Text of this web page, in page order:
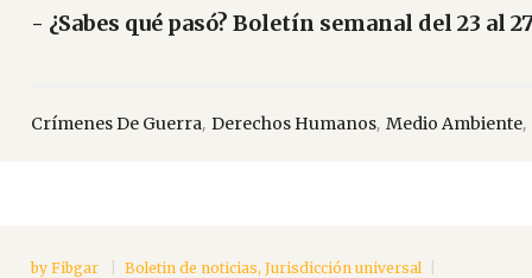
- ¿Sabes qué pasó? Boletín semanal del 23 al
Crímenes De Guerra, Derechos Humanos, Medio Ambiente,
by Fibgar Boletin de noticias, Jurisdicción universal